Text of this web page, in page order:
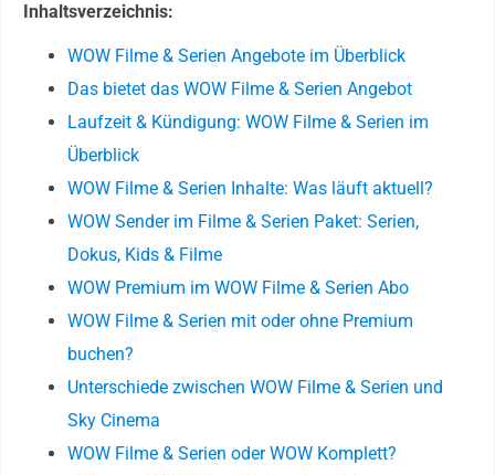
Inhaltsverzeichnis:
WOW Filme & Serien Angebote im Überblick
Das bietet das WOW Filme & Serien Angebot
Laufzeit & Kündigung: WOW Filme & Serien im
Überblick
WOW Filme & Serien Inhalte: Was läuft aktuell?
WOW Sender im Filme & Serien Paket: Serien,
Dokus, Kids & Filme
WOW Premium im WOW Filme & Serien Abo
WOW Filme & Serien mit oder ohne Premium
buchen?
Unterschiede zwischen WOW Filme & Serien und
Sky Cinema
WOW Filme & Serien oder WOW Komplett?